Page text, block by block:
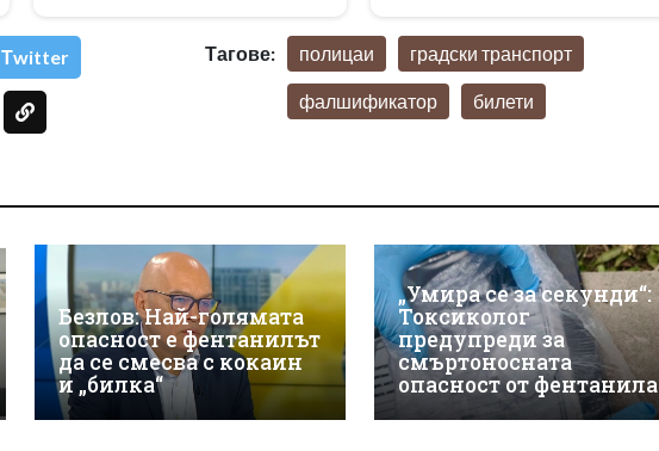
Тwitter Тагове: полицаи градски транспорт
фалшификатор билети
Безлов: Най-голямата
опасност е фентанилът
да се смесва с кокаин
и „билка“
„Умира се за секунди“:
Токсиколог
предупреди за
смъртоносната
опасност от фентанила